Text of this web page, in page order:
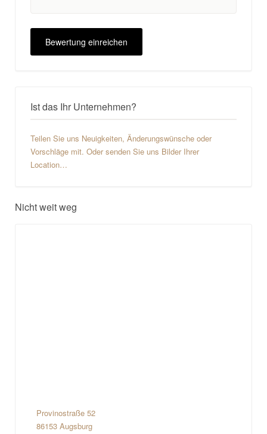
Ist das Ihr Unternehmen?
Teilen Sie uns Neuigkeiten, Änderungswünsche oder
Vorschläge mit. Oder senden Sie uns Bilder Ihrer
Location…
Nicht weit weg
Provinostraße 52
86153 Augsburg